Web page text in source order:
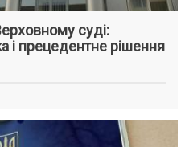
суді:
і прецедентне рішення